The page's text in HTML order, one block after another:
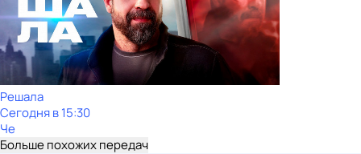
Решала
Сегодня в 15:30
Че
Больше похожих передач